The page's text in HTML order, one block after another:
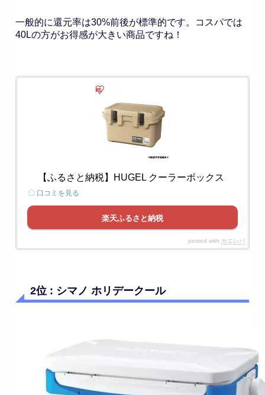
一般的に還元率は30%前後が標準的です。コスパでは
40Lの方がお得感が大きい商品ですね！
【ふるさと納税】HUGEL クーラーボックス
posted with カエレバ
〇 口コミを見る
楽天ふるさと納税
2位 : シマノ ホリデークール